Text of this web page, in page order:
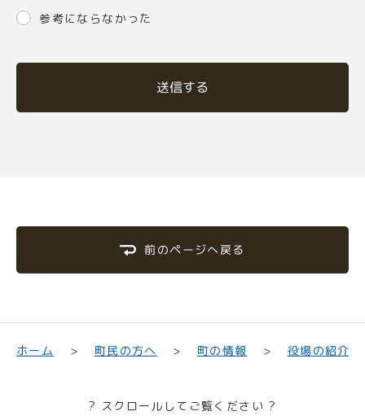
参考にならなかった
送信する
前のページへ戻る
ホーム 町民の方へ 町の情報 役場の紹介
? スクロールしてご覧ください ?